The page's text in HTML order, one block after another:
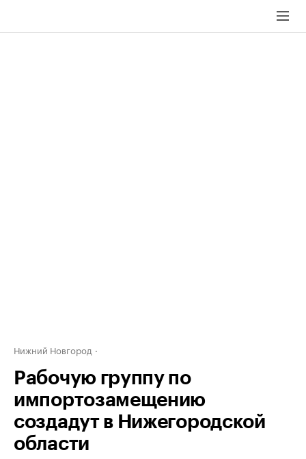
Нижний Новгород
Рабочую группу по
импортозамещению
создадут в Нижегородской
области